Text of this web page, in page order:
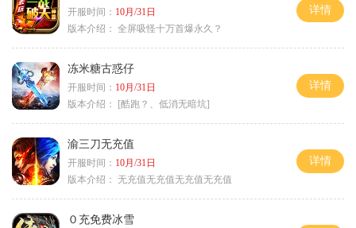
开服时间： 10月/31日
版本介绍： 全屏吸怪十万首爆永久？
详情
冻米糖古惑仔
开服时间： 10月/31日
版本介绍：
[酷跑？、低消无暗坑]
详情
渝三刀无充值
开服时间： 10月/31日
版本介绍： 无充值无充值无充值无充值
详情
０充免费冰雪